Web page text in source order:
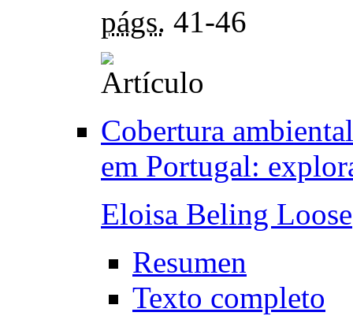
págs. 41-46
Cobertura
em Portugal:
Eloisa Beling Loose
Resumen
Texto completo